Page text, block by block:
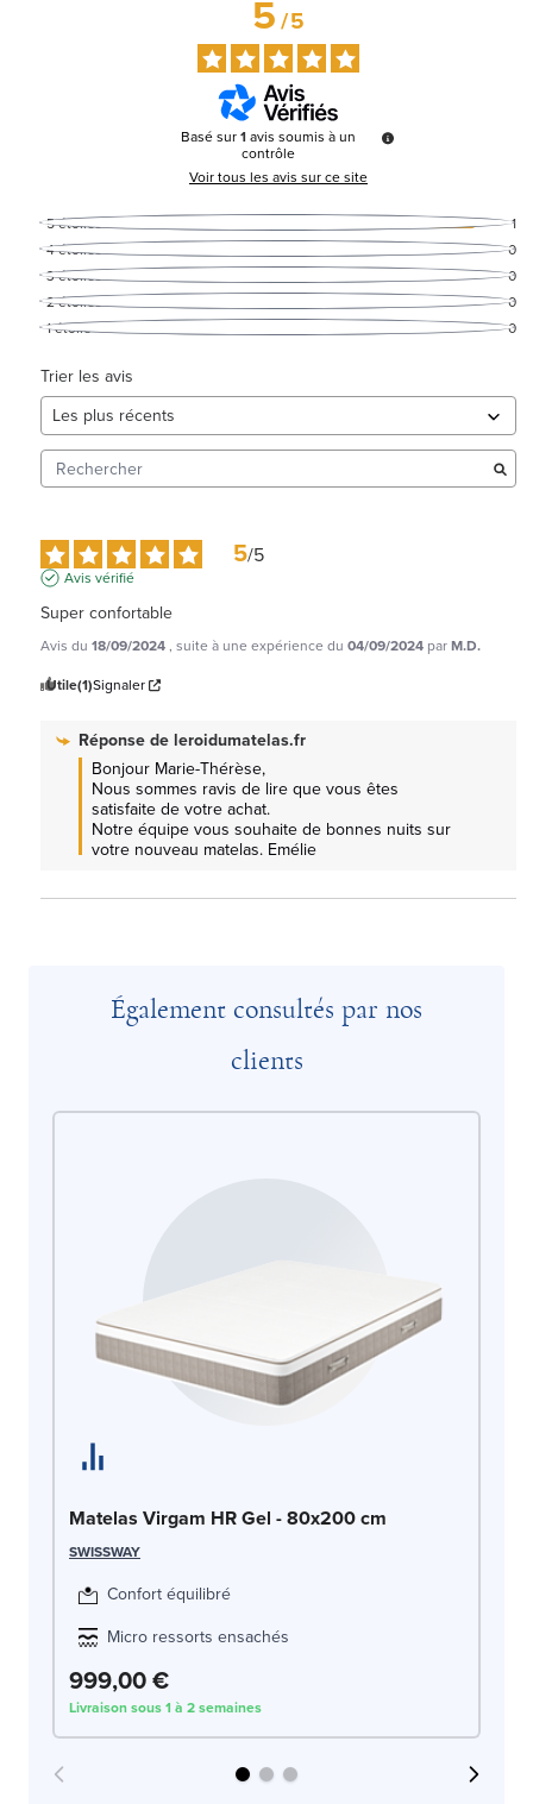
5/5
Basé sur1avis soumis à un
contrôle
Voir tous les avis sur ce site
5étoiles
1
4étoiles
0
3étoiles
0
2étoiles
0
1étoile 0
Trier les avis
5/5
Avis vérifié
Super confortable
Avis du 18/09/2024, suite à une expérience du 04/09/2024 parM.D.
Utile(1)Signaler
Réponse deleroidumatelas.fr
Bonjour Marie-Thérèse,
Nous sommes ravis de lire que vous êtes
satisfaite de votre achat.
Notre équipe vous souhaite de bonnes nuits sur
votre nouveau matelas. Emélie
Également consultés par nos
clients
Matelas Virgam HR Gel - 80x200 cm
SWISSWAY
Confort équilibré
Micro ressorts ensachés
999,00 €
Livraison sous 1 à 2 semaines